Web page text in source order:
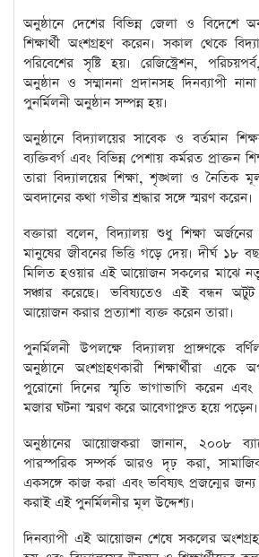
অনুষ্ঠানে দেশের বিভিন্ন জেলা ও বিদেশে
শিক্ষার্থী অংশগ্রহণ করেন। সকাল থেকে
পরিবেশের সৃষ্টি হয়। রেজিস্ট্রেশন,
অনুষ্ঠান ও সম্মাননা প্রদানসহ দিনব্যাপী
পুনর্মিলনী অনুষ্ঠান সম্পন্ন হয়।
অনুষ্ঠানে বিদ্যালয়ের সাবেক ও বর্তমান
ব্যক্তিবর্গ এবং বিভিন্ন পেশায় কর্মরত প্রাক্তন
তারা বিদ্যালয়ের শিক্ষা, শৃঙ্খলা ও নৈতিক
অবদানের কথা গভীর শ্রদ্ধার সঙ্গে স্মরণ করেন।
বক্তারা বলেন, বিদ্যালয় শুধু শিক্ষা
মানুষের জীবনের ভিত্তি গড়ে দেয়। দীর্ঘ ১৮
মিলিত হওয়ার এই আয়োজন সকলের মাঝে
সঞ্চার করেছে। ভবিষ্যতেও এই বন্ধন
আয়োজন করার প্রত্যাশা ব্যক্ত করেন তারা।
পুনর্মিলনী উপলক্ষে বিদ্যালয় প্রাঙ্গণকে
অনুষ্ঠানে অংশগ্রহণকারী শিক্ষার্থীরা
পুরোনো দিনের স্মৃতি ভাগাভাগি করেন এবং
মজার ঘটনা স্মরণ করে আবেগাপ্লুত হয়ে পড়েন।
অনুষ্ঠানের আয়োজকরা জানান, ২০০৮
পারস্পরিক সম্পর্ক আরও দৃঢ় করা,
একসঙ্গে কাজ করা এবং ভবিষ্যৎ প্রজন্মের
করাই এই পুনর্মিলনীর মূল উদ্দেশ্য।
দিনব্যাপী এই আয়োজন শেষে সকলের